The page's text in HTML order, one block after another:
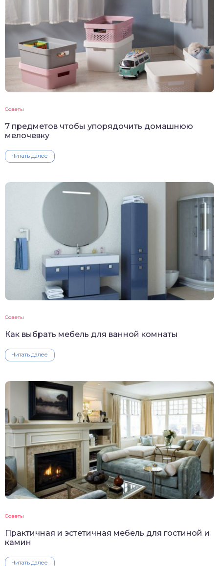
Советы
7 предметов чтобы упорядочить домашнюю
мелочевку
Читать далее
Советы
Как выбрать мебель для ванной комнаты
Читать далее
Советы
Практичная и эстетичная мебель для гостиной и
камин
Читать далее